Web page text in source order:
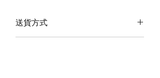
送貨方式